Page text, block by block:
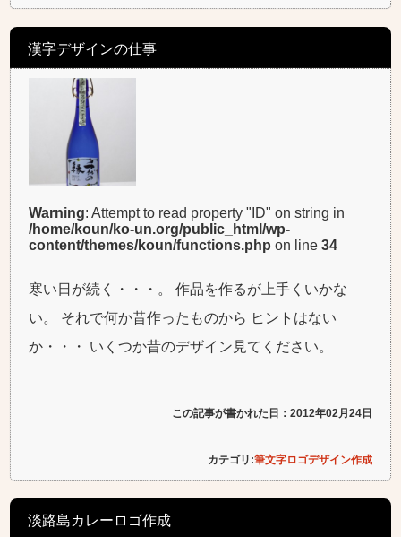
漢字デザインの仕事
Warning: Attempt to read property "ID" on string in
/home/koun/ko-un.org/public_html/wp-
content/themes/koun/functions.php on line34
寒い日が続く・・・。 作品を作るが上手くいかな
い。 それで何か昔作ったものから ヒントはない
か・・・ いくつか昔のデザイン見てください。
この記事が書かれた日：2012年02月24日
カテゴリ:筆文字ロゴデザイン作成
淡路島カレーロゴ作成